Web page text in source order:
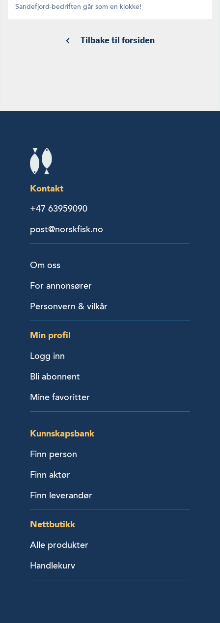
Sandefjord-bedriften går som en klokke!
Tilbake til forsiden
Kontakt
+47 63959090
post@norskfisk.no
Om oss
For annonsører
Personvern & vilkår
Min profil
Logg inn
Bli abonnent
Mine favoritter
Kunnskapsbank
Finn person
Finn aktør
Finn leverandør
Nettbutikk
Alle produkter
Handlekurv